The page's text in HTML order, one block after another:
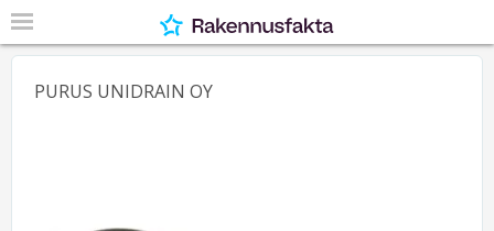
PURUS UNIDRAIN OY